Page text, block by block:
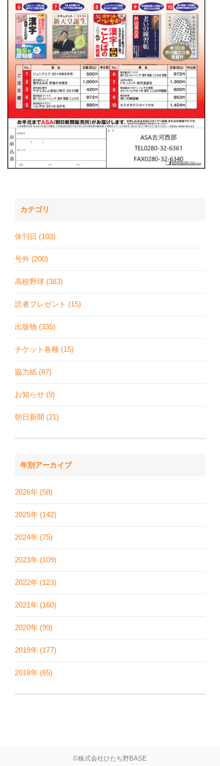
カテゴリ
休刊日 (103)
号外 (200)
高校野球 (383)
読者プレゼント (15)
出版物 (335)
チケット各種 (15)
協力紙 (87)
お知らせ (9)
朝日新聞 (21)
年別アーカイブ
2026年 (58)
2025年 (142)
2024年 (75)
2023年 (109)
2022年 (123)
2021年 (160)
2020年 (99)
2019年 (177)
2018年 (65)
©株式会社ひたち野BASE